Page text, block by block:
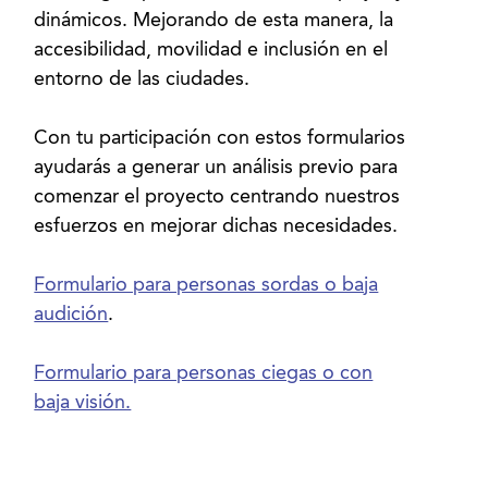
dinámicos. Mejorando de esta manera, la
accesibilidad, movilidad e inclusión en el
entorno de las ciudades.
Con tu participación con estos formularios
ayudarás a generar un análisis previo para
comenzar el proyecto centrando nuestros
esfuerzos en mejorar dichas necesidades.
Formulario para personas sordas o baja
audición.
Formulario para personas ciegas o con
baja visión.